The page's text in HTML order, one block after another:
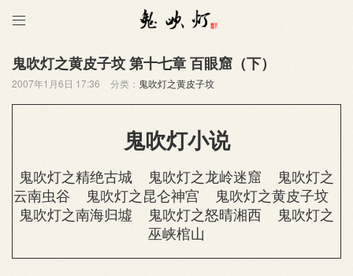

鬼吹灯之黄皮子坟 第十七章 百眼窟（下）
2007年1月6日 17:36 分类： 鬼吹灯之黄皮子坟
鬼吹灯小说
鬼吹灯之精绝古城 鬼吹灯之龙岭迷窟
鬼吹灯之
云南虫谷
鬼吹灯之昆仑神宫
鬼吹灯之黄皮子坟
鬼吹灯之南海归墟
鬼吹灯之怒晴湘西
鬼吹灯之
巫峡棺山